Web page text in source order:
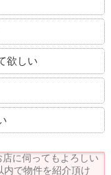
欲しい